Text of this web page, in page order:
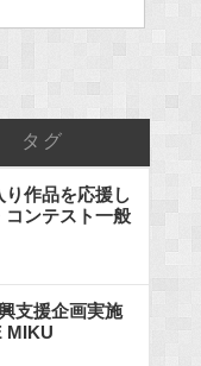
タグ
作品を応援し
コンテスト一般
支援企画実施
MIKU